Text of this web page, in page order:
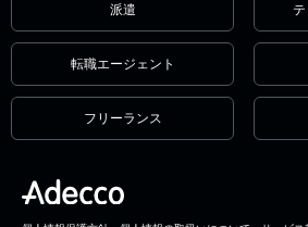
派遣
転職エージェント
フリーランス